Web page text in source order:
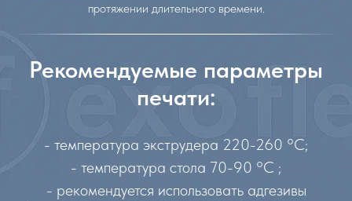
протяжении длительного времени.
Рекомендуемые параметры
печати:
- температура экструдера 220-260 °C;
- температура стола 70-90 °C ;
- рекомендуется использовать адгезивы